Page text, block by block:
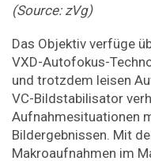
(Source: zVg)
Das Objektiv verfüge
VXD-Autofokus-
und trotzdem leisen
VC-Bildstabilisator
Aufnahmesituationen
Bildergebnissen. Mit
Makroaufnahmen im